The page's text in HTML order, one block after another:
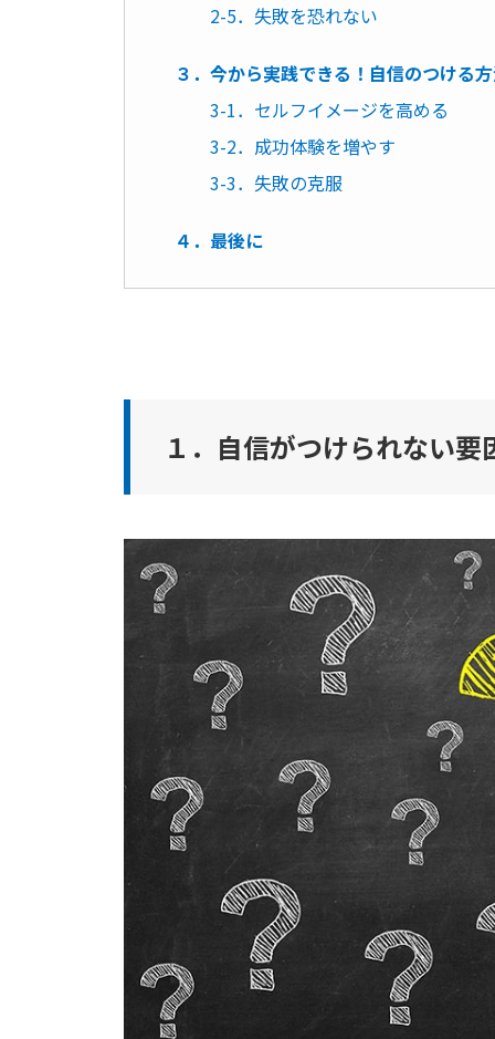
2-5．失敗を恐れない
３．今から実践できる！自信のつける
3-1．セルフイメージを高める
3-2．成功体験を増やす
3-3．失敗の克服
４．最後に
１．自信がつけられない要